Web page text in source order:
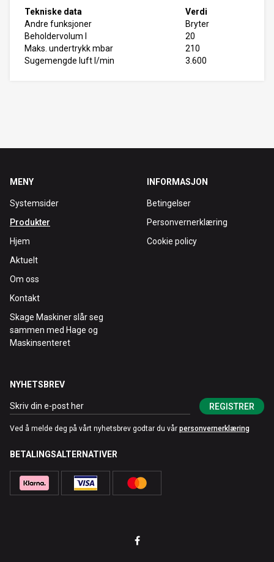
Tekniske data
Verdi
Andre funksjoner
Bryter
Beholdervolum l
20
Maks. undertrykk mbar
210
Sugemengde luft l/min
3.600
MENY
Systemsider
Produkter
Hjem
Aktuelt
Om oss
Kontakt
Skage Maskiner slår seg
sammen med Hage og
Maskinsenteret
INFORMASJON
Betingelser
Personvernerklæring
Cookie policy
NYHETSBREV
REGISTRER
Ved å melde deg på vårt nyhetsbrev godtar du vår personvernerklæring
BETALINGSALTERNATIVER